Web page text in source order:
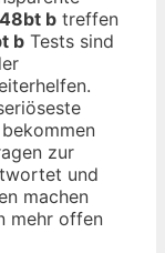
b treffen
b Tests sind
zur
und
machen
mehr offen